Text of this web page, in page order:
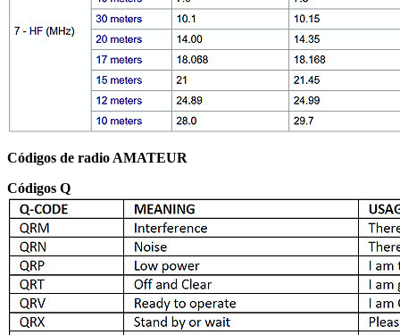
Códigos de radio AMATEUR
Códigos Q